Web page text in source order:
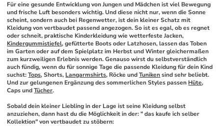
Für eine gesunde Entwicklung von Jungen und Mädchen ist viel Bewegung
und frische Luft besonders wichtig. Und diese nicht nur, wenn die Sonne
scheint, sondern auch bei Regenwetter, ist dein kleiner Schatz mit
Kleidung von vertbaudet passend angezogen. So ist es egal, ob es regnet
Kindergummistiefel, gefütterte Boots oder Latzhosen, lassen das Toben
im Garten oder auf dem Spielplatz im Herbst und Winter gleichermaßen
zum kurzweiligen Erlebnis werden. Genauso wirst du selbstverständlich
auch fündig, wenn du für sonnige Tage die passende Kleidung für dein Kind
suchst: Tops, Shorts, Langarmshirts, Röcke und Tuniken sind sehr beliebt.
Und zur gelungenen Ergänzung des sommerlichen Styles passen Hüte,
Caps und Tücher.
Sobald dein kleiner Liebling in der Lage ist seine Kleidung selbst
anzuziehen, dann hast du die Möglichkeit in der: " das kaufe ich selber
Kollektion" von vertbaudet zu stöbern: